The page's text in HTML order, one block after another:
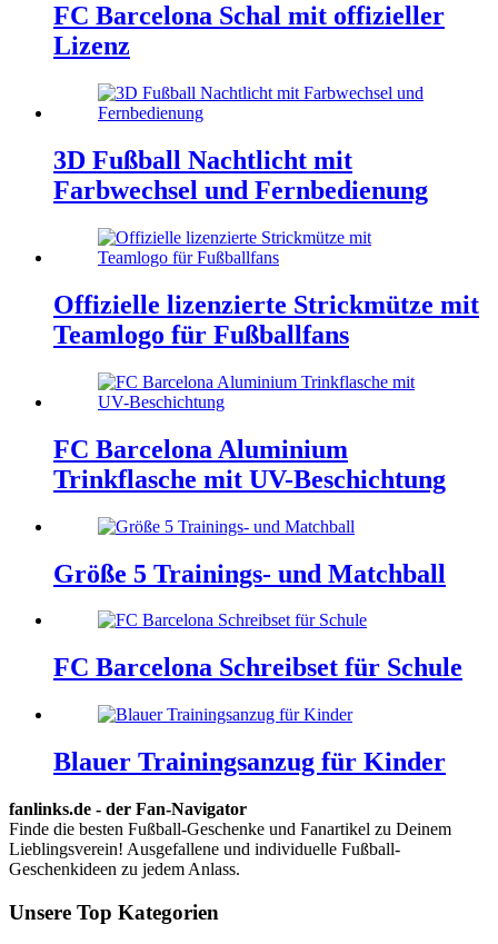
FC Barcelona Schal mit offizieller
Lizenz
3D Fußball Nachtlicht mit
Farbwechsel und Fernbedienung
Offizielle lizenzierte Strickmütze mit
Teamlogo für Fußballfans
FC Barcelona Aluminium
Trinkflasche mit UV-Beschichtung
Größe 5 Trainings- und Matchball
FC Barcelona Schreibset für Schule
Blauer Trainingsanzug für Kinder
fanlinks.de - der Fan-Navigator
Finde die besten Fußball-Geschenke und Fanartikel zu Deinem
Lieblingsverein! Ausgefallene und individuelle Fußball-
Geschenkideen zu jedem Anlass.
Unsere Top Kategorien